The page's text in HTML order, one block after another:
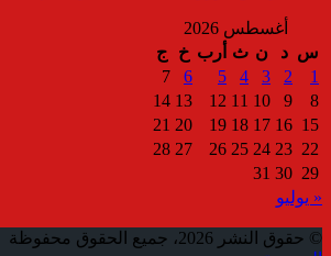
أغسطس 2026
س د ن ث أرب خ
ج
1
2
3
4
5
6
7
8
9
10
11
12
13
14
15
16
17
18
19
20
21
22
23
24
25
26
27
28
29
30
31
« يوليو
© حقوق النشر 2026، جميع الحقوق محفوظة |